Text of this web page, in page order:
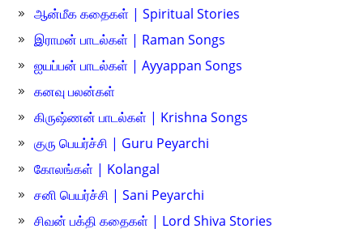
ஆன்மீக கதைகள் | Spiritual Stories
இராமன் பாடல்கள் | Raman Songs
ஐயப்பன் பாடல்கள் | Ayyappan Songs
கனவு பலன்கள்
கிருஷ்ணன் பாடல்கள் | Krishna Songs
குரு பெயர்ச்சி | Guru Peyarchi
கோலங்கள் | Kolangal
சனி பெயர்ச்சி | Sani Peyarchi
சிவன் பக்தி கதைகள் | Lord Shiva Stories